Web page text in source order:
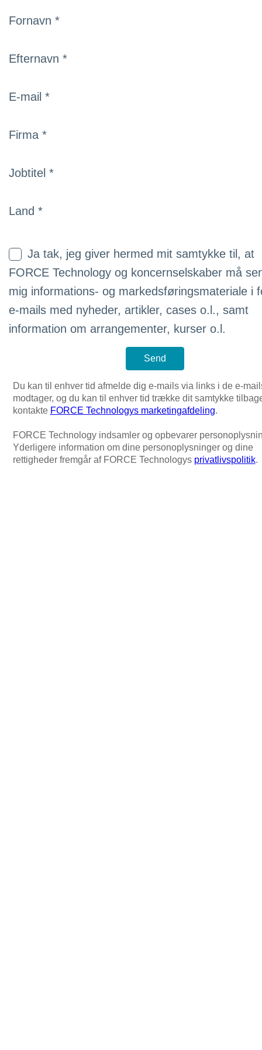
Fornavn *
Efternavn *
E-mail *
Firma *
Jobtitel *
Land *
Ja tak, jeg giver hermed mit samtykke til, at
FORCE Technology og koncernselskaber må
mig informations- og markedsføringsmateriale i
e-mails med nyheder, artikler, cases o.l., samt
information om arrangementer, kurser o.l.
Du kan til enhver tid afmelde dig e-mails via links i de e-
modtager, og du kan til enhver tid trække dit samtykke
kontakte FORCE Technologys marketingafdeling
FORCE Technology indsamler og opbevarer
Yderligere information om dine personoplysninger og dine
rettigheder fremgår af FORCE Technologys privatlivspolitik.